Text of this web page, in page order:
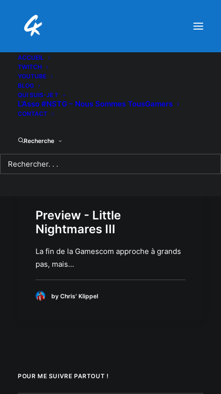
ACCUEIL
TWITCH
YOUTUBE
BLOG
QUI SUIS-JE ?
L’Asso #NSTG – Nous Sommes TousGamers
CONTACT
Recherche
Preview - Little
Nightmares III
La fin de la Gamescom approche à grands
pas, mais…
by Chris' Klippel
POUR ME SUIVRE PARTOUT !